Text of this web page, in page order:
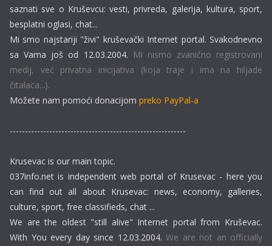
saznati sve o Kruševcu: vesti, privreda, galerija, kultura, sport,
besplatni oglasi, chat...
Mi smo najstariji "živi" kruševački Internet portal. Svakodnevno
sa Vama još od 12.03.2004. Mi nismo zvanično registrovani
medij, već privatna inicijativa (koja traje i ima na hiljade
čitalaca...).
Možete nam pomoći donacijom preko PayPal-a
----------------------------------------------------------
Krusevac is our main topic.
037info.net is independent web portal of Krusevac - here you
can find out all about Krusevac: news, economy, galleries,
culture, sport, free classifieds, chat ...
We are the oldest "still alive" Internet portal from Kruševac.
With You every day since 12.03.2004. We are not an officially